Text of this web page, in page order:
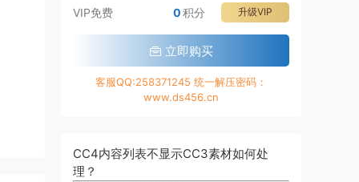
VIP免费 升级VIP
0积分
立即购买
客服QQ:258371245 统一解压密码：
www.ds456.cn
CC4内容列表不显示CC3素材如何处
理？